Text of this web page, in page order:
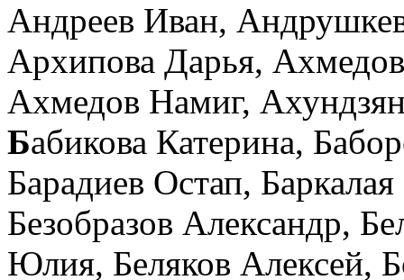
Андреев Иван,
Архипова Дарья,
Ахмедов Намиг,
Бабикова Катерина,
Барадиев Остап,
Безобразов Александр,
Юлия, Беляков Алексей,